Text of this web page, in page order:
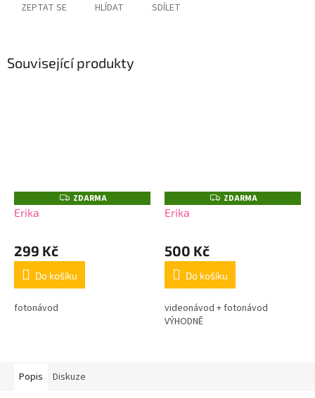
ZEPTAT SE HLÍDAT SDÍLET
Související produkty
Z
D
ZDARMA
Erika
299 Kč
Do košíku
fotonávod
Z
D
ZDARMA
Erika
500 Kč
Do košíku
videonávod + fotonávod
VÝHODNĚ
Popis Diskuze